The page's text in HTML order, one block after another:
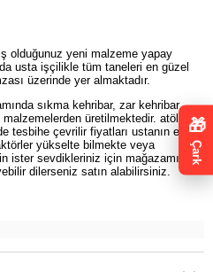
olduğunuz yeni malzeme yapay
usta işçilikle tüm taneleri en güzel
üzerinde yer almaktadır.
sıkma kehribar, zar kehribar,
üretilmektedir. atölye
tesbihe çevrilir fiyatları ustanın emeği
yükselte bilmekte veya
ister sevdikleriniz için mağazamızda
dilerseniz satın alabilirsiniz.
🎁
Çark